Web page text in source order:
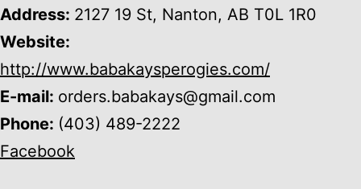
Address: 2127 19 St, Nanton, AB T0L 1R0
Website:
http://www.babakaysperogies.com/
E-mail: orders.babakays@gmail.com
Phone: (403) 489-2222
Facebook